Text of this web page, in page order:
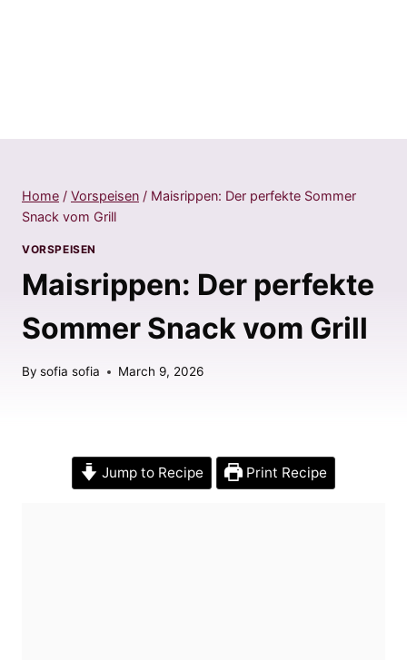
Home / Vorspeisen / Maisrippen: Der perfekte Sommer
Snack vom Grill
VORSPEISEN
Maisrippen: Der perfekte
Sommer Snack vom Grill
By sofia sofia March 9, 2026
Jump to Recipe Print Recipe